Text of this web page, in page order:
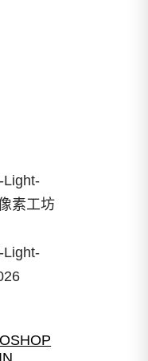
Light-
素工坊
Light-